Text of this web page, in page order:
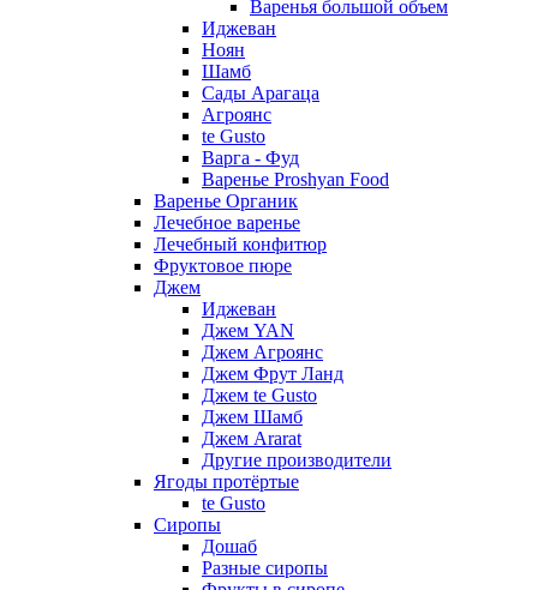
Варенья большой объем
Иджеван
Ноян
Шамб
Сады Арагаца
Агроянс
te Gusto
Варга - Фуд
Варенье Proshyan Food
Варенье Органик
Лечебное варенье
Лечебный конфитюр
Фруктовое пюре
Джем
Иджеван
Джем YAN
Джем Агроянс
Джем Фрут Ланд
Джем te Gusto
Джем Шамб
Джем Ararat
Другие производители
Ягоды протёртые
te Gusto
Сиропы
Дошаб
Разные сиропы